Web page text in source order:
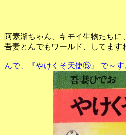
阿素湖ちゃん、キモイ生物たちに
吾妻とんでもワールド、してます
んで、 『やけくそ天使⑤』 で～す